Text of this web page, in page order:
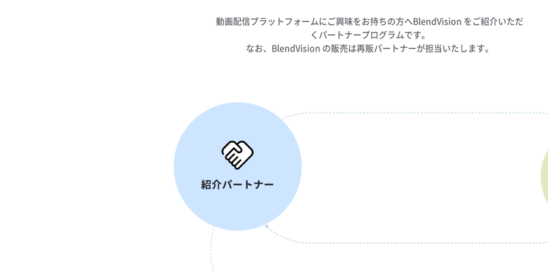
動画配信プラットフォームにご興味をお持ちの方へBlendVision をご紹介いただ
くパートナープログラムです。​​
なお、BlendVision の販売は再販パートナーが担当いたします。